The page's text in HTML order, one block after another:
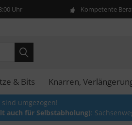
Uhr Kompetente
& Bits Knarren,
sind umgezogen!
auch für Selbstabholung):